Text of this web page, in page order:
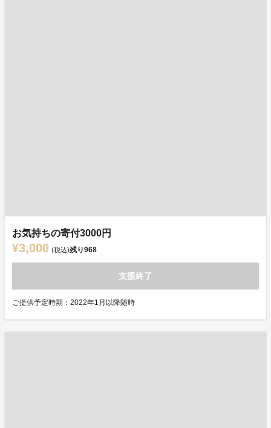
お気持ちの寄付3000円
¥3,000 (税込)残り968
支援終了
ご提供予定時期：2022年1月以降随時